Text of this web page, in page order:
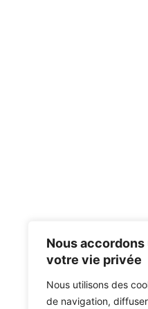
Nous
votre vie privée
Nous utilisons des
de navigation,